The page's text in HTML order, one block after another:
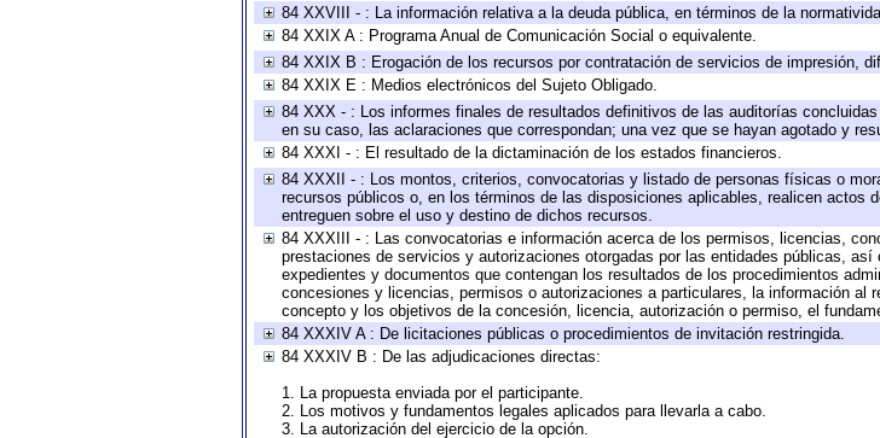
84 XXVIII - : La información relativa a la deuda pública, en términos de la
84 XXIX A : Programa Anual de Comunicación Social o equivalente.
84 XXIX B : Erogación de los recursos por contratación de servicios de impresión,
84 XXIX E : Medios electrónicos del Sujeto Obligado.
84 XXX - : Los informes finales de resultados definitivos de las auditorías
en su caso, las aclaraciones que correspondan; una vez que se hayan agotado y
84 XXXI - : El resultado de la dictaminación de los estados financieros.
84 XXXII - : Los montos, criterios, convocatorias y listado de personas físicas o
recursos públicos o, en los términos de las disposiciones aplicables, realicen actos
entreguen sobre el uso y destino de dichos recursos.
84 XXXIII - : Las convocatorias e información acerca de los permisos, licencias,
prestaciones de servicios y autorizaciones otorgadas por las entidades públicas,
expedientes y documentos que contengan los resultados de los procedimientos
concesiones y licencias, permisos o autorizaciones a particulares, la información al
concepto y los objetivos de la concesión, licencia, autorización o permiso, el
84 XXXIV A : De licitaciones públicas o procedimientos de invitación restringida.
84 XXXIV B : De las adjudicaciones directas:
1. La propuesta enviada por el participante.
2. Los motivos y fundamentos legales aplicados para llevarla a cabo.
3. La autorización del ejercicio de la opción.